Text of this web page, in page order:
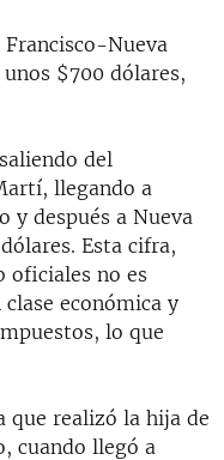
Francisco-Nueva
$700 dólares,
del
llegando a
y después a Nueva
Esta cifra,
oficiales no es
económica y
lo que
que realizó la hija de
cuando llegó a